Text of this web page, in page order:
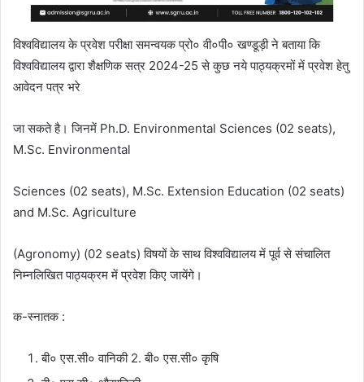
विश्वविद्यालय के प्रवेश परीक्षा समन्वयक प्रो० वी०पी० खण्डूड़ी ने बताया कि
विश्वविद्यालय द्वारा शैक्षणिक सत्र 2024-25 से कुछ नये पाठ्यक्रमों में प्रवेश हेतु
आवेदन पत्र भरे
जा सकते है। जिनमें Ph.D. Environmental Sciences (02 seats),
M.Sc. Environmental
Sciences (02 seats), M.Sc. Extension Education (02 seats)
and M.Sc. Agriculture
(Agronomy) (02 seats) विषयों के साथ विश्वविद्यालय में पूर्व से संचालित
निम्नलिखित पाठ्यक्रम में प्रवेश किए जायेंगे।
क-स्नातक :
बी० एस.सी० वानिकी 2. बी० एस.सी० कृषि